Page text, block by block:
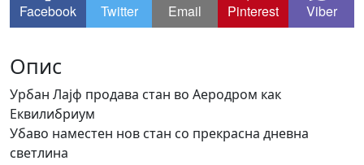
Facebook Twitter Email Pinterest Viber
Опис
Урбан Лајф продава стан во Аеродром как
Еквилибриум
Убаво наместен нов стан со прекрасна дневна
светлина